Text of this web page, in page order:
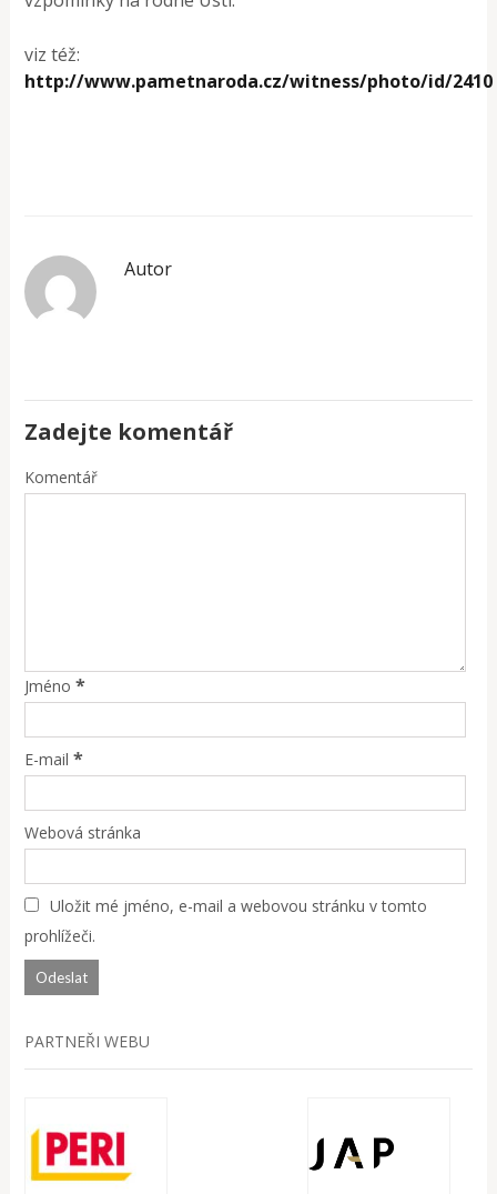
viz též:
http://www.pametnaroda.cz/witness/photo/id/2410
Autor
Zadejte komentář
Komentář
Jméno *
E-mail *
Webová stránka
Uložit mé jméno, e-mail a webovou stránku v tomto
prohlížeči.
PARTNEŘI WEBU